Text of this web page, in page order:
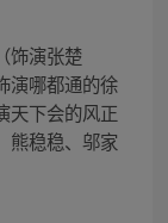
饰演张楚
演哪都通的徐
天下会的风正
熊稳稳、邬家